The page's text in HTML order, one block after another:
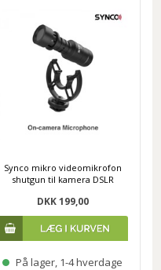
Synco mikro videomikrofon
shutgun til kamera DSLR
DKK 199,00
På lager, 1-4 hverdage